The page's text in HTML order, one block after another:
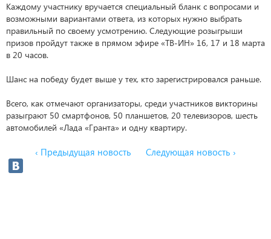
Каждому участнику вручается специальный бланк с вопросами и
возможными вариантами ответа, из которых нужно выбрать
правильный по своему усмотрению. Следующие розыгрыши
призов пройдут также в прямом эфире «ТВ-ИН» 16, 17 и 18 марта
в 20 часов.
Шанс на победу будет выше у тех, кто зарегистрировался раньше.
Всего, как отмечают организаторы, среди участников викторины
разыграют 50 смартфонов, 50 планшетов, 20 телевизоров, шесть
автомобилей «Лада «Гранта» и одну квартиру.
‹ Предыдущая новость Следующая новость ›